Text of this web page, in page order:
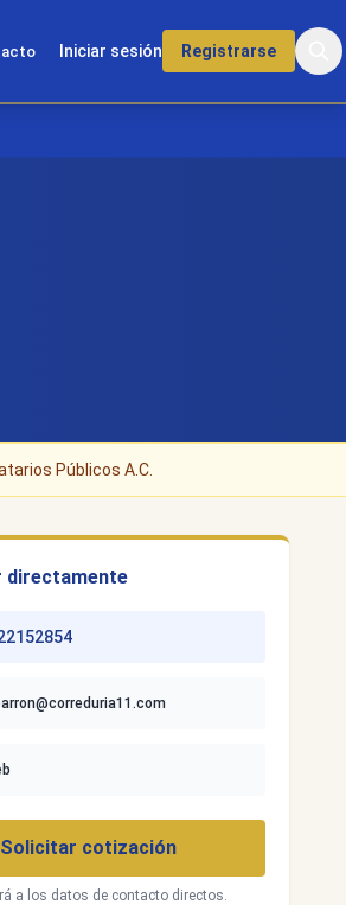
Iniciar sesión Registrarse
Públicos A.C.
directamente
Solicitar cotización
a los datos de contacto directos.